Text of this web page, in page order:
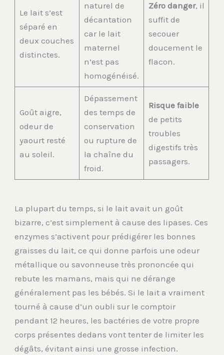
Le lait s’est
séparé en
deux couches
distinctes.
naturel de
décantation
car le lait
maternel
n’est pas
homogénéisé.
Zéro danger, il
suffit de
secouer
doucement le
flacon.
Goût aigre,
odeur de
yaourt resté
au soleil.
Dépassement
des temps de
conservation
ou rupture de
la chaîne du
froid.
Risque faible
de petits
troubles
digestifs très
passagers.
La plupart du temps, si le lait avait un goût
bizarre, c’est simplement à cause des lipases. Ces
enzymes s’activent pour prédigérer les bonnes
graisses du lait, ce qui donne parfois une odeur
métallique ou savonneuse très prononcée qui
rebute les mamans, mais qui ne dérange
généralement pas les bébés. Si le lait a vraiment
tourné à cause d’un oubli sur le comptoir
pendant 12 heures, les bactéries de votre propre
corps présentes dedans vont tenter de limiter les
dégâts, évitant ainsi une grosse infection.